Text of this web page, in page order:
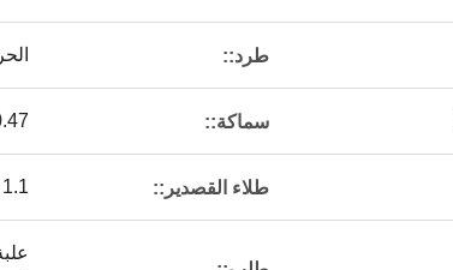
طرد::
سماكة::
طلاء القصدير:: 1.1 / 1.1 ، 2.0 / 2.0 ؛ 2.2 / 2.2 ؛ 2.8 / 2.8.5.6 / 5.6 ، إلخ